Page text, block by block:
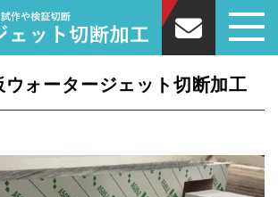
ウォータージェット切断加工